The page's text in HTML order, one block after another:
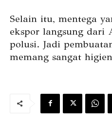
Selain itu, mentega
ekspor langsung dari
polusi. Jadi
memang sangat